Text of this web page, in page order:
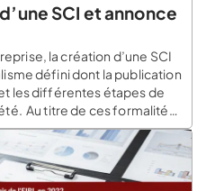
SCI et annonce
la création d’une SCI
défini dont la publication
les différentes étapes de
Au titre de ces formalités
faut avoir effectuer la
des statuts, la
légale annonçant la